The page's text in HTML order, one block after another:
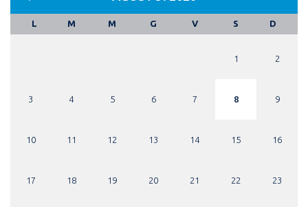
L M M G V S D
1 2
3 4 5 6 7 8 9
10 11 12 13 14 15 16
17 18 19 20 21 22 23